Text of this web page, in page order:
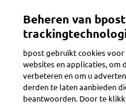
inhoud
Toggle navigation
Beheren van
bpost gebruikt cookies
websites en applicaties, om
verbeteren en om u
derden te laten aanbieden
beantwoorden. Door te